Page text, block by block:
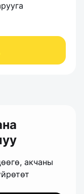
акчаны